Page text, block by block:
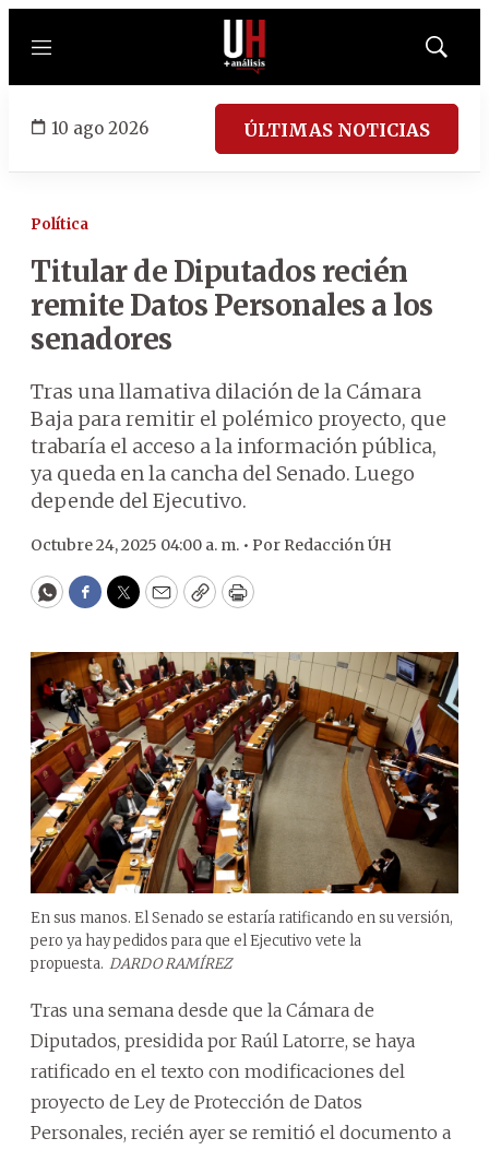
Menú
Mostrar
10 ago 2026 ÚLTIMAS NOTICIAS
Política
Titular de Diputados recién
remite Datos Personales a los
senadores
Tras una llamativa dilación de la Cámara
Baja para remitir el polémico proyecto, que
trabaría el acceso a la información pública,
ya queda en la cancha del Senado. Luego
depende del Ejecutivo.
Octubre 24, 2025 04:00 a. m. • Por Redacción ÚH
WhatsApp
Facebook
Twitter
EmailCopyPrint
En sus manos. El Senado se estaría ratificando en su versión,
pero ya hay pedidos para que el Ejecutivo vete la
propuesta. DARDO RAMÍREZ
Tras una semana desde que la Cámara de
Diputados, presidida por Raúl Latorre, se haya
ratificado en el texto con modificaciones del
proyecto de Ley de Protección de Datos
Personales, recién ayer se remitió el documento a